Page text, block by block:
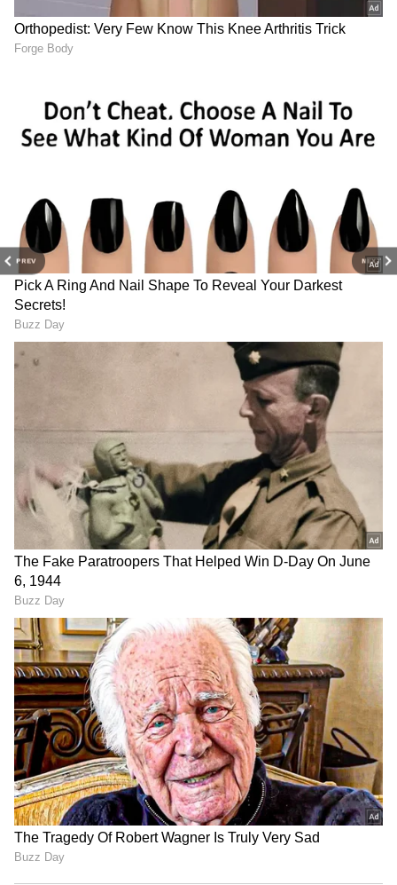
PREV NEXT
Image Credit :Social Media
டென்ஷன் இல்லாத ரயில் பயணம்:
எப்போது, எங்கே தொடங்குகிறது?
குடும்பத்துடன் பயணிக்கும் போது ரயிலில்
சீட் கிடைப்பது பெரிய சவால் என்பதால்,
இந்த பேக்கேஜில் சென்னையில் இருந்தே
சொகுசான ஏசி பேருந்து (AC Semi-Sleeper
Bus / AC Tempo Traveller) வசதி
செய்யப்பட்டுள்ளது.
அதிகாலை புறப்பாடு: சென்னையில்
உள்ள டி.நகர் (T. Nagar - Venkatanarayana
Road, Near TTD Temple), சைதாப்பேட்டை,
கிண்டி, போரூர் மற்றும் பூந்தமல்லி ஆகிய
முக்கிய இடங்களில் இருந்து அதிகாலை 5:00
மணிக்கு பேருந்து புறப்படும்.
காலை உணவு: சரியாக காலை 8:00 முதல்
8:30 மணிக்குள் திருப்பதியை நெருங்கும்
வழியில் சிறந்த உணவகத்தில் உங்களுக்கு
சுவையான காலை உணவு வழங்கப்படும்.